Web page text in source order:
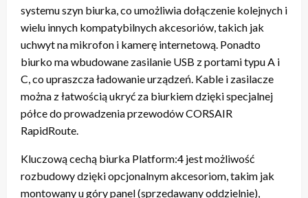
systemu szyn biurka, co umożliwia dołączenie kolejnych i
wielu innych kompatybilnych akcesoriów, takich jak
uchwyt na mikrofon i kamerę internetową. Ponadto
biurko ma wbudowane zasilanie USB z portami typu A i
C, co upraszcza ładowanie urządzeń. Kable i zasilacze
można z łatwością ukryć za biurkiem dzięki specjalnej
półce do prowadzenia przewodów CORSAIR
RapidRoute.
Kluczową cechą biurka Platform:4 jest możliwość
rozbudowy dzięki opcjonalnym akcesoriom, takim jak
montowany u góry panel (sprzedawany oddzielnie),